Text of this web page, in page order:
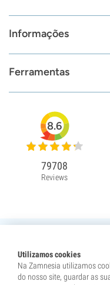
Informações
Ferramentas
Utilizamos cookies
Na Zamnesia utilizamos
do nosso site, guardar as
8.6
79708
Reviews